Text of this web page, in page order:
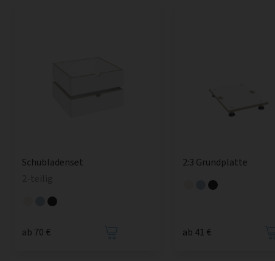
Schubladenset
ab 70 €
2:3 Grundplatte
ab 41 €